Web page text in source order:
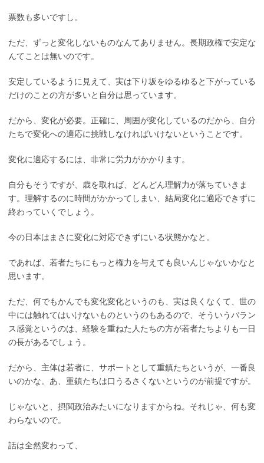
票数も多いですし。
ただ、ずっと変化しないものなんてありません。長期政権で安定な
んてことは無いのです。
安定しているように見えて、実は下り坂をゆるゆると下がっている
だけのことの方が多いと自分は思っています。
だから、変化が必要。正確に、周囲が変化しているのだから、自分
たちで変化への適応に挑戦しなければいけないということです。
変化に適応するには、非常に労力がかかります。
自分もそうですが、歳を取れば、どんどん理解力が落ちていきま
す。理解するのに時間がかかってしまい、結局変化に適応できずに
終わっていくでしょう。
今の日本はまさに変化に対応できずにいる状態かなと。
であれば、若者たちにもっと権力を与えても良いんじゃないかなと
思います。
ただ、何でもかんでも変化変化というのも、実は良くなくて、世の
中には触れてはいけないものというのもあるので、そういうバラン
ス感覚というのは、経験を重ねた人たちの方が若者たちよりも一日
の長があるでしょう。
だから、主体は若者に、サポートとして重鎮たちというが、一番良
いのかな。あ、重鎮たちは口うるさくないというのが前提ですが。
じゃないと、摂関政治みたいになりますからね。それじゃ、何も変
わらないので。
話は全然変わって、